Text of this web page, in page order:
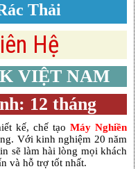
Thải
Hệ
VIỆT NAM
12 tháng
kế, chế tạo Máy Nghiền
Với kinh nghiệm 20 năm
sẽ làm hài lòng mọi khách
và hỗ trợ tốt nhất.